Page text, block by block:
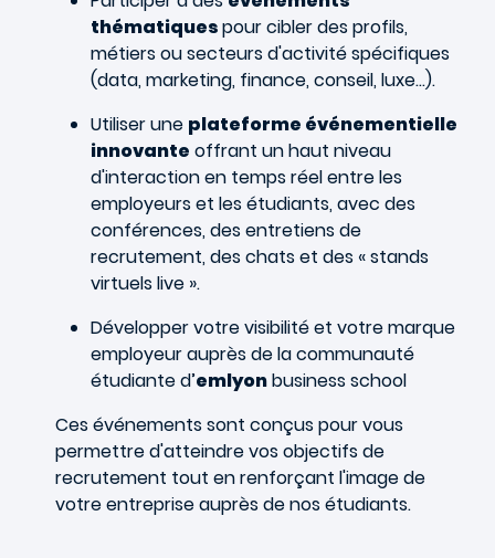
thématiquespour cibler des profils,
métiers ou secteurs d'activité spécifiques
(data, marketing, finance, conseil, luxe…).
Utiliser une plateforme événementielle
innovante offrant un haut niveau
d'interaction en temps réel entre les
employeurs et les étudiants, avec des
conférences, des entretiens de
recrutement, des chats et des « stands
virtuels live ».
Développer votre visibilité et votre marque
employeur auprès de la communauté
étudiante d’emlyonbusiness school
Ces événements sont conçus pour vous
permettre d'atteindre vos objectifs de
recrutement tout en renforçant l'image de
votre entreprise auprès de nos étudiants.